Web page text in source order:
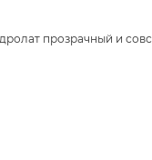
прозрачный и